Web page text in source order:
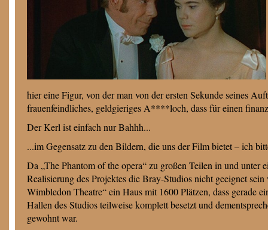
hier eine Figur, von der man von der ersten Sekunde seines
frauenfeindliches, geldgieriges A****loch, dass für einen
Der Kerl ist einfach nur Bahhh...
...im Gegensatz zu den Bildern, die uns der Film bietet – ich
Da „The Phantom of the opera“ zu großen Teilen in und unter
Realisierung des Projektes die Bray-Studios nicht geeignet
Wimbledon Theatre“ ein Haus mit 1600 Plätzen, dass gerade
Hallen des Studios teilweise komplett besetzt und
gewohnt war.